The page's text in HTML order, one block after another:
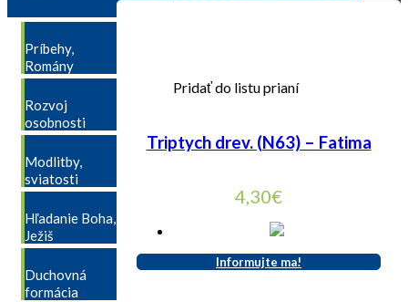
Pridať do listu prianí
Triptych drev. (N63) – Fatima
4,30€
Informujte ma!
Príbehy,
Romány
Rozvoj
osobnosti
Modlitby,
sviatosti
Hľadanie Boha,
Ježiš
Duchovná
formácia